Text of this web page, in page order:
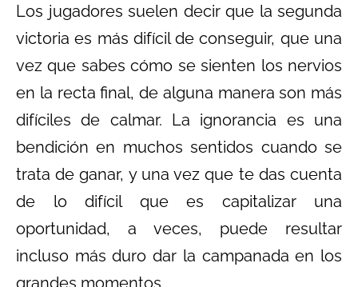
Los jugadores suelen decir que la segunda
victoria es más difícil de conseguir, que una
vez que sabes cómo se sienten los nervios
en la recta final, de alguna manera son más
difíciles de calmar. La ignorancia es una
bendición en muchos sentidos cuando se
trata de ganar, y una vez que te das cuenta
de lo difícil que es capitalizar una
oportunidad, a veces, puede resultar
incluso más duro dar la campanada en los
grandes momentos.